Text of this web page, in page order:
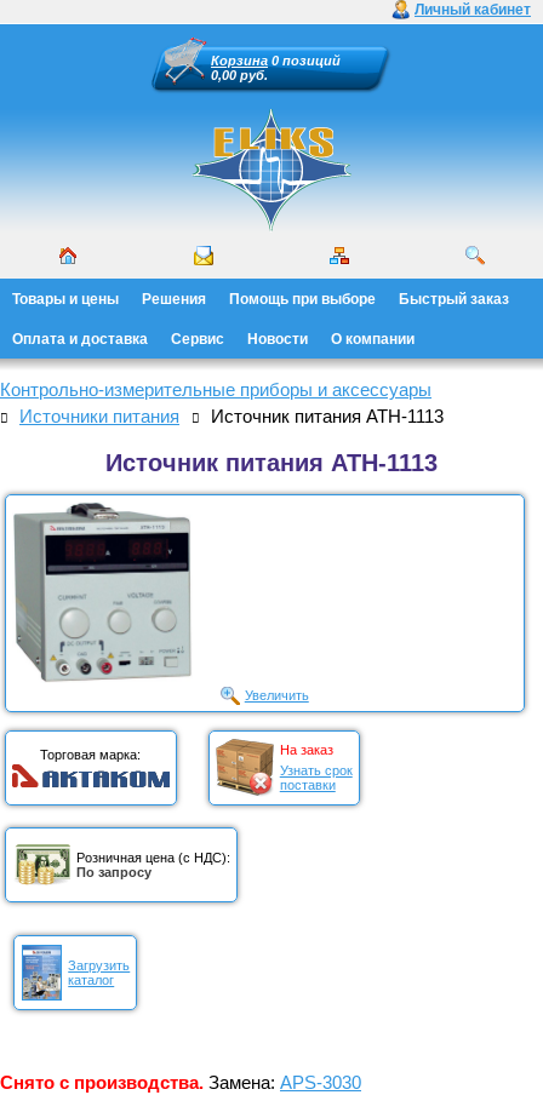
Личный кабинет
Корзина 0 позиций
0,00 руб.
Товары и цены Решения Помощь при выборе Быстрый заказ
Оплата и доставка Сервис Новости О компании
Контрольно-измерительные приборы и аксессуары
Источники питания
Источник питания АТН-1113
Источник питания АТН-1113
Увеличить
Торговая марка:
На заказ
Узнать срок
поставки
Розничная цена (с НДС):
По запросу
Загрузить
каталог
Снято с производства. Замена: APS-3030